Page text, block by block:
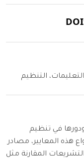
التنظيم
ودورها في تنظيم
هذه المعايير، مصادر
المقارنة مثل